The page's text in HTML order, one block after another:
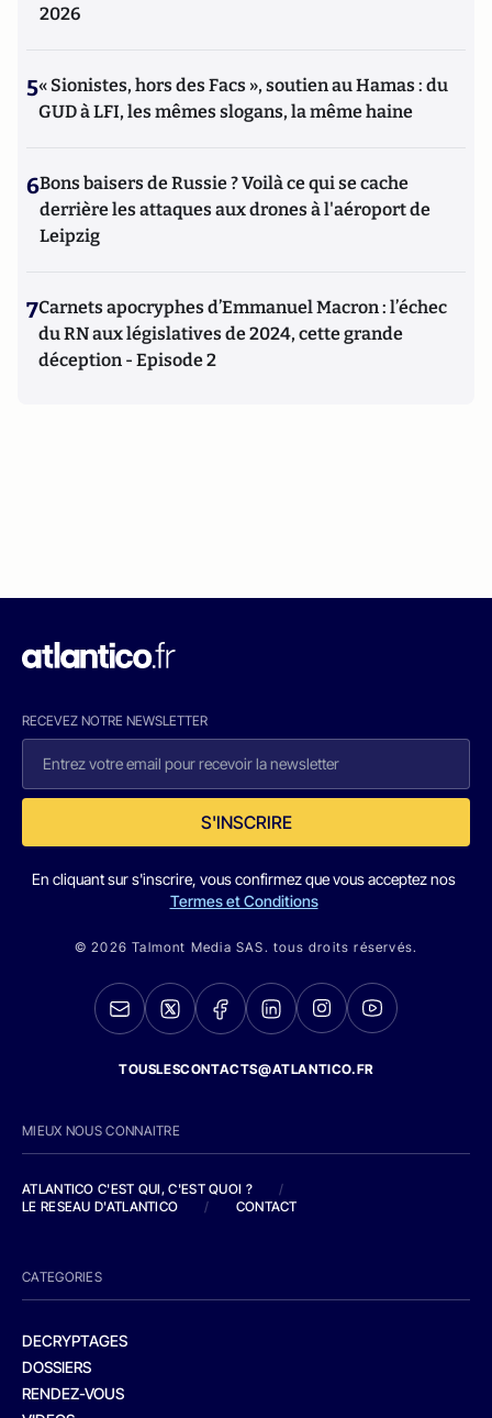
2026
5« Sionistes, hors des Facs », soutien au Hamas : du
GUD à LFI, les mêmes slogans, la même haine
6Bons baisers de Russie ? Voilà ce qui se cache
derrière les attaques aux drones à l'aéroport de
Leipzig
7Carnets apocryphes d’Emmanuel Macron : l’échec
du RN aux législatives de 2024, cette grande
déception - Episode 2
RECEVEZ NOTRE NEWSLETTER
S'INSCRIRE
En cliquant sur s'inscrire, vous confirmez que vous acceptez nos
Termes et Conditions
© 2026 Talmont Media SAS. tous droits réservés.
TOUSLESCONTACTS@ATLANTICO.FR
MIEUX NOUS CONNAITRE
ATLANTICO C'EST QUI, C'EST QUOI ?
/
LE RESEAU D'ATLANTICO
/ CONTACT
CATEGORIES
DECRYPTAGES
DOSSIERS
RENDEZ-VOUS